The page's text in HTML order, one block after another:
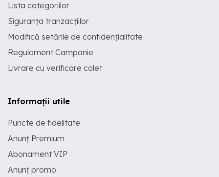
Lista categoriilor
Siguranța tranzacțiilor
Modifică setările de confidențialitate
Regulament Campanie
Livrare cu verificare colet
Informații utile
Puncte de fidelitate
Anunț Premium
Abonament VIP
Anunț promo